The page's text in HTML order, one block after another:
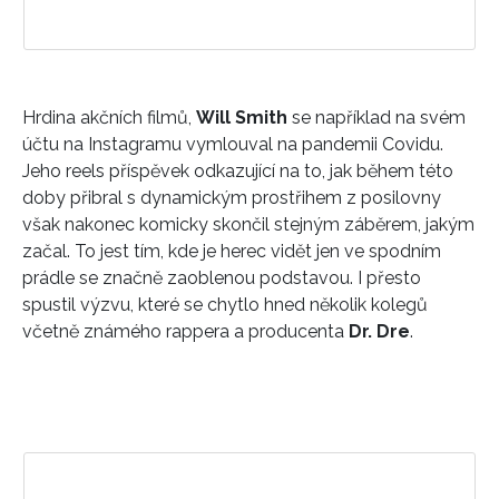
Hrdina akčních filmů, Will Smith se například na svém
účtu na Instagramu vymlouval na pandemii Covidu.
Jeho reels příspěvek odkazující na to, jak během této
doby přibral s dynamickým prostřihem z posilovny
však nakonec komicky skončil stejným záběrem, jakým
začal. To jest tím, kde je herec vidět jen ve spodním
prádle se značně zaoblenou podstavou. I přesto
spustil výzvu, které se chytlo hned několik kolegů
včetně známého rappera a producenta Dr. Dre.